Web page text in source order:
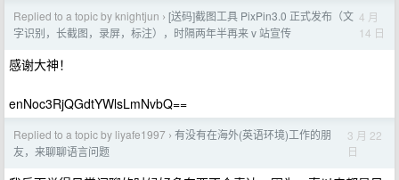
Replied to a topic by knightjun › [送码]截图工具 PixPin3.0 正式发布（文
字识别，长截图，录屏，标注），时隔两年半再来 v 站宣传
4 月
14 日
感谢大神！
enNoc3RjQGdtYWlsLmNvbQ==
Replied to a topic by liyafe1997 › 有没有在海外(英语环境)工作的朋
友，来聊聊语言问题
3 月 22
日